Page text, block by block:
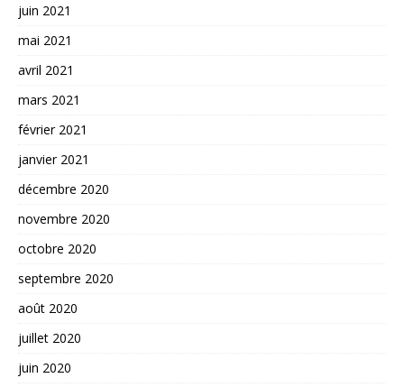
juin 2021
mai 2021
avril 2021
mars 2021
février 2021
janvier 2021
décembre 2020
novembre 2020
octobre 2020
septembre 2020
août 2020
juillet 2020
juin 2020